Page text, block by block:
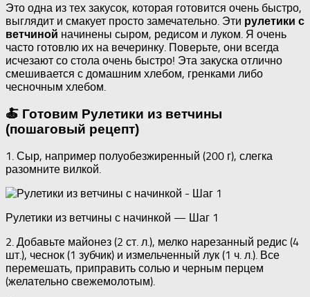
Это одна из тех закусок, которая готовится очень быстро,
выглядит и смакует просто замечательно. Эти рулетики с
ветчиной начинены сыром, редисом и луком. Я очень
часто готовлю их на вечеринку. Поверьте, они всегда
исчезают со стола очень быстро! Эта закуска отлично
смешивается с домашним хлебом, гренками либо
чесночным хлебом.
🍝 Готовим Рулетики из ветчины
(пошаговый рецепт)
1. Сыр, например полуобезжиренный (200 г), слегка
разомните вилкой.
Рулетики из ветчины с начинкой — Шаг 1
2. Добавьте майонез (2 ст. л.), мелко нарезанный редис (4
шт.), чеснок (1 зубчик) и измельченный лук (1 ч. л.). Все
перемешать, приправить солью и черным перцем
(желательно свежемолотым).